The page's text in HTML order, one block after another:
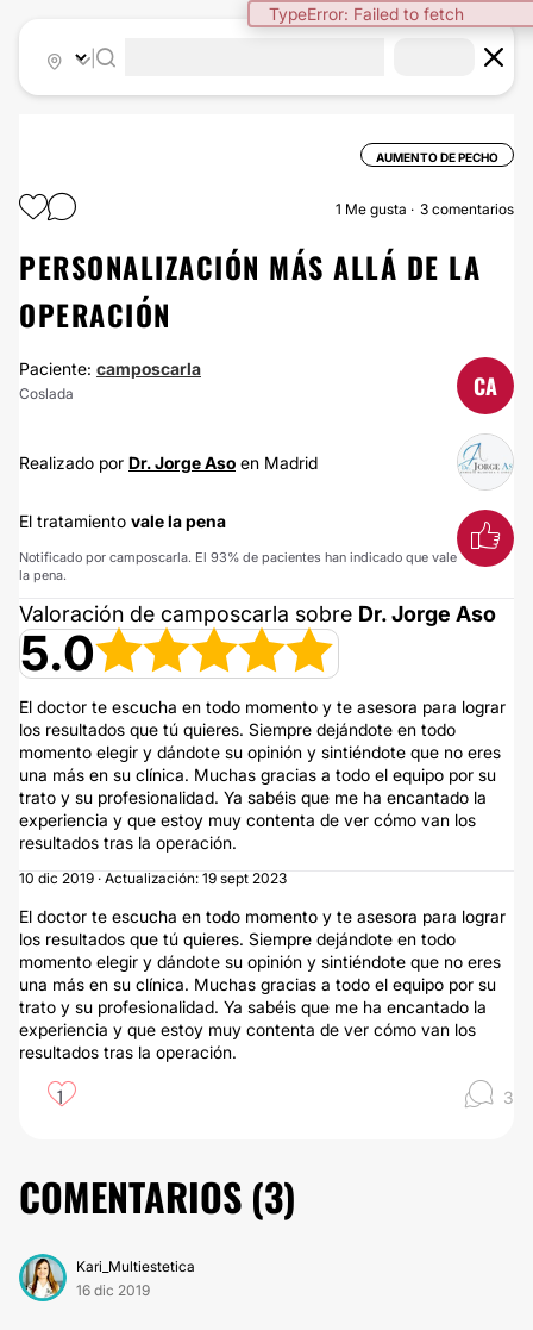
TypeError: Failed to fetch
AUMENTO DE PECHO
1 Me gusta 3 comentarios
PERSONALIZACIÓN MÁS ALLÁ DE LA
OPERACIÓN
Paciente: camposcarla
Coslada CA
Realizado por Dr. Jorge Aso en Madrid
El tratamiento vale la pena
Notificado por camposcarla. El 93% de pacientes han indicado que vale
la pena.
Valoración de camposcarla sobre Dr. Jorge Aso
5.0
El doctor te escucha en todo momento y te asesora para lograr
los resultados que tú quieres. Siempre dejándote en todo
momento elegir y dándote su opinión y sintiéndote que no eres
una más en su clínica. Muchas gracias a todo el equipo por su
trato y su profesionalidad. Ya sabéis que me ha encantado la
experiencia y que estoy muy contenta de ver cómo van los
resultados tras la operación.
10 dic 2019 · Actualización: 19 sept 2023
El doctor te escucha en todo momento y te asesora para lograr
los resultados que tú quieres. Siempre dejándote en todo
momento elegir y dándote su opinión y sintiéndote que no eres
una más en su clínica. Muchas gracias a todo el equipo por su
trato y su profesionalidad. Ya sabéis que me ha encantado la
experiencia y que estoy muy contenta de ver cómo van los
resultados tras la operación.
1 3
COMENTARIOS (3)
Kari_Multiestetica
16 dic 2019